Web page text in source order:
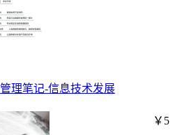
理笔记-信息技术发展
￥5